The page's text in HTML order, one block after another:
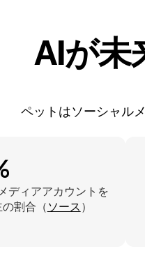
AIが未
ペットはソーシャル
ディアアカウントを
割合（ ソース ）